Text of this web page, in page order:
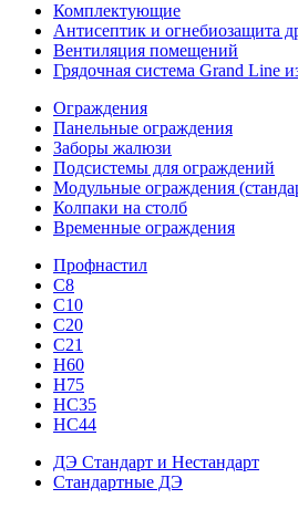
Комплектующие
Антисептик и огнебиозащита
Вентиляция помещений
Грядочная система Grand Line
Ограждения
Панельные ограждения
Заборы жалюзи
Подсистемы для ограждений
Модульные ограждения
Колпаки на столб
Временные ограждения
Профнастил
С8
С10
С20
С21
H60
H75
HС35
НС44
ДЭ Стандарт и Нестандарт
Стандартные ДЭ